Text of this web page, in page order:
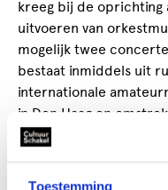
Toestemming
kreeg bij de oprichting
uitvoeren van
mogelijk twee
bestaat inmiddels uit
internationale
in Den Haag en
Tevens biedt Musica